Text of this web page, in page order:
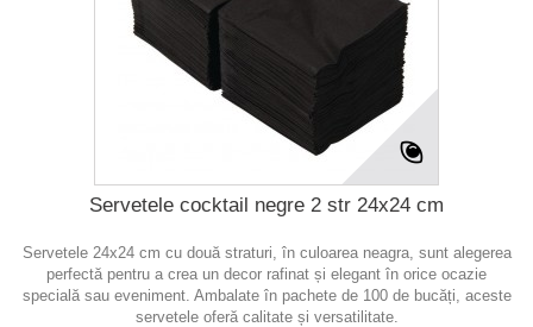
Servetele cocktail negre 2 str 24x24 cm
Servetele 24x24 cm cu două straturi, în culoarea neagra, sunt alegerea
perfectă pentru a crea un decor rafinat și elegant în orice ocazie
specială sau eveniment. Ambalate în pachete de 100 de bucăți, aceste
servetele oferă calitate și versatilitate.